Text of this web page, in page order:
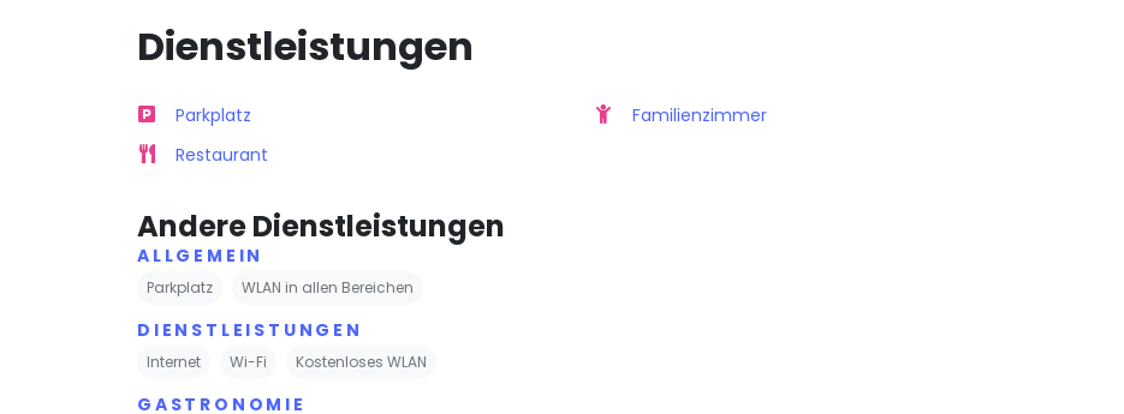
Dienstleistungen
Parkplatz
Restaurant
Familienzimmer
Andere Dienstleistungen
ALLGEMEIN
Parkplatz WLAN in allen Bereichen
DIENSTLEISTUNGEN
Internet Wi-Fi Kostenloses WLAN
GASTRONOMIE